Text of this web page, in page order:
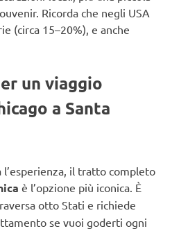
Ricorda che negli USA
(circa 15–20%), e anche
un viaggio
a Santa
il tratto completo
è l’opzione più iconica. È
otto Stati e richiede
se vuoi goderti ogni